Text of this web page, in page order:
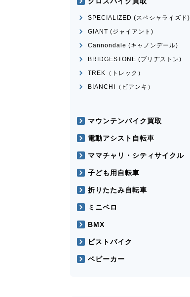
SPECIALIZED (スペシャライズド)
GIANT (ジャイアント)
Cannondale (キャノンデール)
BRIDGESTONE (ブリヂストン)
TREK（トレック）
BIANCHI（ビアンキ）
マウンテンバイク買取
電動アシスト自転車
ママチャリ・シティサイクル
子ども用自転車
折りたたみ自転車
ミニベロ
BMX
ピストバイク
ベビーカー